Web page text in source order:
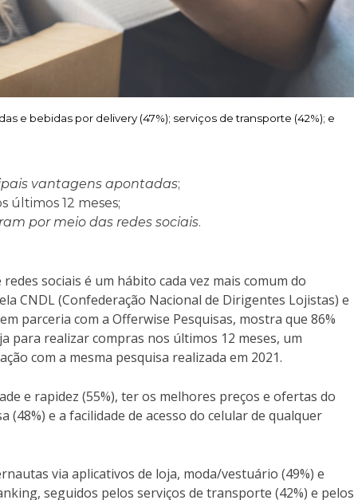
e bebidas por delivery (47%); serviços de transporte (42%); e
vantagens apontadas;
últimos 12 meses;
por meio das redes sociais.
sociais é um hábito cada vez mais comum do
CNDL (Confederação Nacional de Dirigentes Lojistas) e
parceria com a Offerwise Pesquisas, mostra que 86%
para realizar compras nos últimos 12 meses, um
com a mesma pesquisa realizada em 2021.
e rapidez (55%), ter os melhores preços e ofertas do
(48%) e a facilidade de acesso do celular de qualquer
via aplicativos de loja, moda/vestuário (49%) e
seguidos pelos serviços de transporte (42%) e pelos